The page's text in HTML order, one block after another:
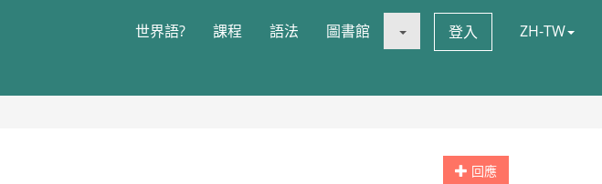
世界語? 課程 語法 圖書館 登入 ZH-TW
回應